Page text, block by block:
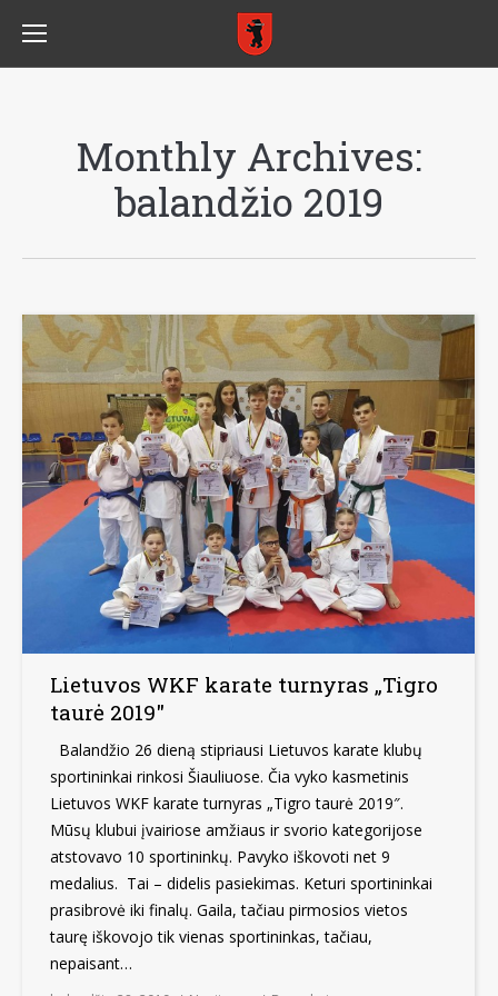
Monthly Archives:
balandžio 2019
Lietuvos WKF karate turnyras „Tigro
taurė 2019″
Balandžio 26 dieną stipriausi Lietuvos karate klubų
sportininkai rinkosi Šiauliuose. Čia vyko kasmetinis
Lietuvos WKF karate turnyras „Tigro taurė 2019″.
Mūsų klubui įvairiose amžiaus ir svorio kategorijose
atstovavo 10 sportininkų. Pavyko iškovoti net 9
medalius. Tai – didelis pasiekimas. Keturi sportininkai
prasibrovė iki finalų. Gaila, tačiau pirmosios vietos
taurę iškovojo tik vienas sportininkas, tačiau,
nepaisant…